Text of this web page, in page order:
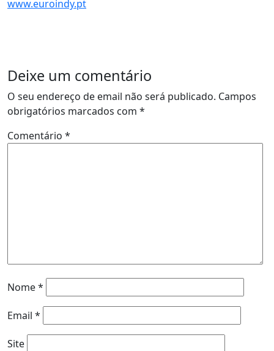
www.euroindy.pt
Deixe um comentário
O seu endereço de email não será publicado. Campos
obrigatórios marcados com *
Comentário *
Nome*
Email *
Site